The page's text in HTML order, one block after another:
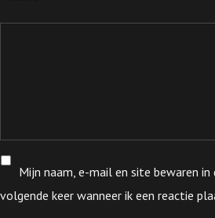
Mijn naam, e-mail en site bewaren
volgende keer wanneer ik een reactie